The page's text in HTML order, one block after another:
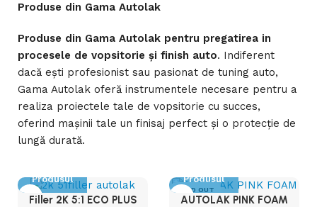
Produse din Gama Autolak
Produse din Gama Autolak pentru pregatirea in
procesele de vopsitorie și finish auto. Indiferent
dacă ești profesionist sau pasionat de tuning auto,
Gama Autolak oferă instrumentele necesare pentru a
realiza proiectele tale de vopsitorie cu succes,
oferind mașinii tale un finisaj perfect și o protecție de
lungă durată.
Produsul
Filler 2K 5:1 ECO PLUS
SOLD OUT
Produsul
AUTOLAK PINK FOAM